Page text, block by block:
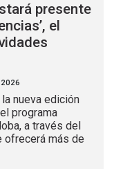
presente
el
nueva edición
programa
a través del
ofrecerá más de